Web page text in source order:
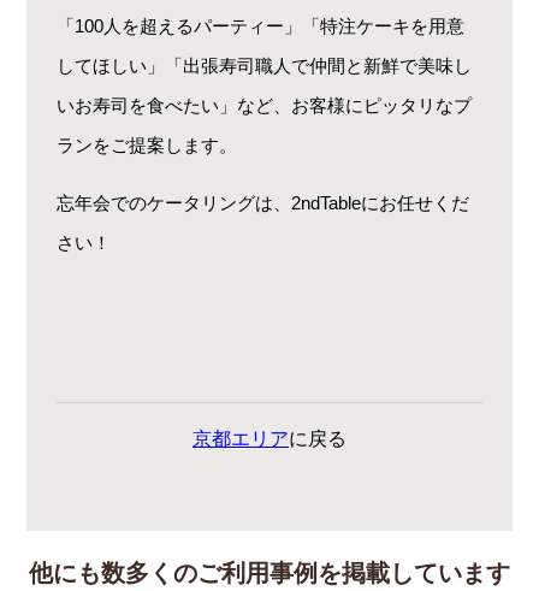
「100人を超えるパーティー」「特注ケーキを用意
してほしい」「出張寿司職人で仲間と新鮮で美味し
いお寿司を食べたい」など、お客様にピッタリなプ
ランをご提案します。
忘年会でのケータリングは、2ndTableにお任せくだ
さい！
京都エリアに戻る
他にも数多くのご利用事例を掲載しています